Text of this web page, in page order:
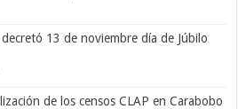
13 de noviembre día de Júbilo
de los censos CLAP en Carabobo